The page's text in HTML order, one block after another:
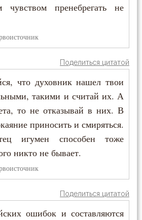
чувством пренебрегать не
Поделиться цитатой
что духовник нашел твои
такими и считай их. А
то не отказывай в них. В
приносить и смиряться.
игумен способен тоже
никто не бывает.
Поделиться цитатой
ошибок и составляются